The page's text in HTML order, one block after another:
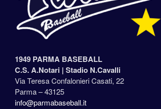
1949 PARMA BASEBALL
C.S. A.Notari | Stadio N.Cavalli
Via Teresa Confalonieri Casati, 22
Parma – 43125
info@parmabaseball.it